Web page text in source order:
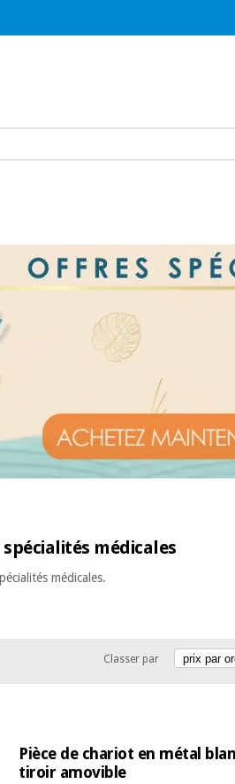
médicales
médicales.
Classer par
Pièce de chariot en métal
tiroir amovible